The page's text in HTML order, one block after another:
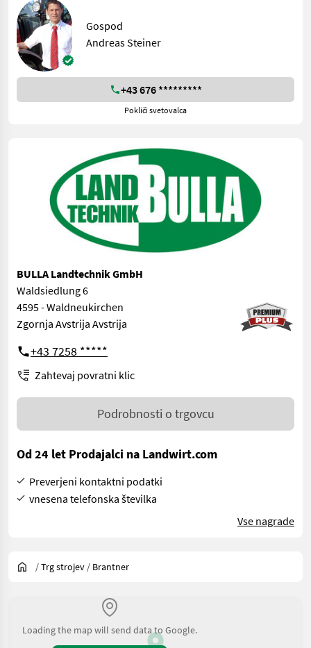
Gospod
Andreas Steiner
+43 676 *********
Pokliči svetovalca
BULLA Landtechnik GmbH
Waldsiedlung 6
4595 - Waldneukirchen
Zgornja Avstrija Avstrija
+43 7258 *****
Zahtevaj povratni klic
Podrobnosti o trgovcu
Od 24 let Prodajalci na Landwirt.com
Preverjeni kontaktni podatki
vnesena telefonska številka
Vse nagrade
/Trg strojev / Brantner
Loading the map will send data to Google.